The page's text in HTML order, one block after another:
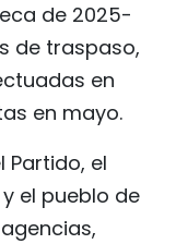
de 2025-
de traspaso,
en
en mayo.
Partido, el
el pueblo de